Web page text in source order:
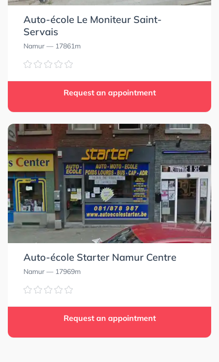
Auto-école Le Moniteur Saint-
Servais
Namur — 17861m
Request an appointment
Auto-école Starter Namur Centre
Namur — 17969m
Request an appointment